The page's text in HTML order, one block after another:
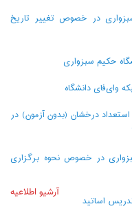
در خصوص تغییر تاریخ
وای‌فای دانشگاه
درخشان (بدون آزمون) در
در خصوص نحوه برگزاری
اساتید
آرشیو اطلاعیه